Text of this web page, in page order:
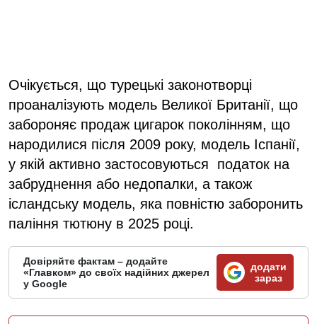
Очікується, що турецькі законотворці
проаналізують модель Великої Британії, що
забороняє продаж цигарок поколінням, що
народилися після 2009 року, модель Іспанії,
у якій активно застосовуються податок на
забруднення або недопалки, а також
ісландську модель, яка повністю заборонить
паління тютюну в 2025 році.
Довіряйте фактам – додайте
«Главком» до своїх надійних джерел
у Google
додати
зараз